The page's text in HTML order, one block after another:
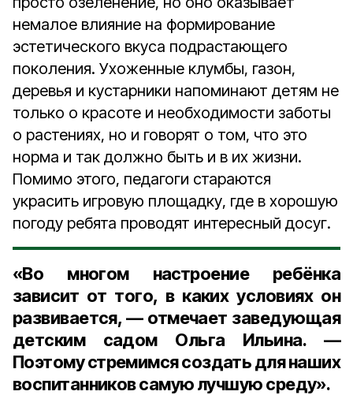
немалое влияние на формирование
эстетического вкуса подрастающего
поколения. Ухоженные клумбы, газон,
деревья и кустарники напоминают детям не
только о красоте и необходимости заботы
о растениях, но и говорят о том, что это
норма и так должно быть и в их жизни.
Помимо этого, педагоги стараются
украсить игровую площадку, где в хорошую
погоду ребята проводят интересный досуг.
«Во многом настроение ребёнка
зависит от того, в каких условиях он
развивается, — отмечает заведующая
детским садом Ольга Ильина. —
Поэтому стремимся создать для наших
воспитанников самую лучшую среду».